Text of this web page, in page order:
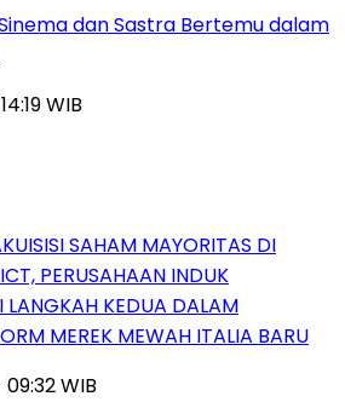
Sinema dan Sastra Bertemu dalam
WIB
SAHAM MAYORITAS DI
PERUSAHAAN INDUK
LANGKAH KEDUA DALAM
MEREK MEWAH ITALIA BARU
WIB